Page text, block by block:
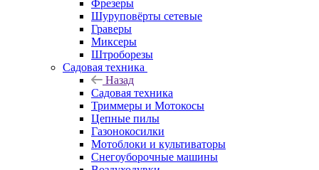
Фрезеры
Шуруповёрты сетевые
Граверы
Миксеры
Штроборезы
Садовая техника
Назад
Садовая техника
Триммеры и Мотокосы
Цепные пилы
Газонокосилки
Мотоблоки и культиваторы
Снегоуборочные машины